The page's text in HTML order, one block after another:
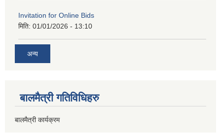
Invitation for Online Bids
मिति: 01/01/2026 - 13:10
अन्य
बालमैत्री गतिविधिहरु
बालमैत्री कार्यक्रम